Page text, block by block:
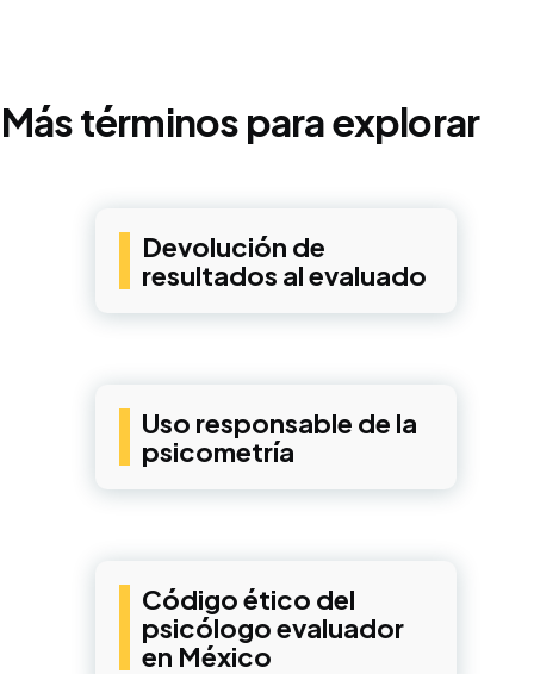
Más términos para explorar
Devolución de
resultados al evaluado
Uso responsable de la
psicometría
Código ético del
psicólogo evaluador
en México